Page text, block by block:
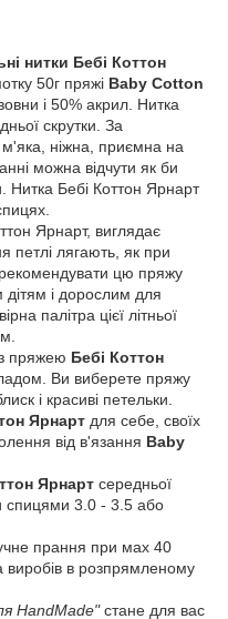
нитки Бебі Коттон
50г пряжі Baby Cotton
і 50% акрил. Нитка
скрутки. За
ніжна, приємна на
можна відчути як би
Нитка Бебі Коттон Ярнарт
по спицях.
Ярнарт, виглядає
петлі лягають, як при
цю пряжу
і дорослим для
палітра цієї літньої
пряжею Бебі Коттон
Ви виберете пряжу
і красиві петельки.
Ярнарт для себе, своїх
від в'язання Baby
Ярнарт середньої
спицями 3.0 - 3.5 або
прання при мах 40
виробів в розпрямленому
HandMade"стане для вас